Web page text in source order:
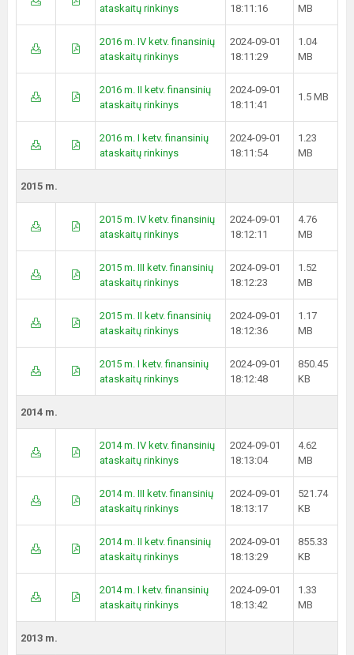
ataskaitų rinkinys
18:11:16
MB
2016 m. IV ketv. finansinių
ataskaitų rinkinys
2024-09-01
18:11:29
1.04
MB
2016 m. II ketv. finansinių
ataskaitų rinkinys
2024-09-01
18:11:41
1.5 MB
2016 m. I ketv. finansinių
ataskaitų rinkinys
2024-09-01
18:11:54
1.23
MB
2015 m.
2015 m. IV ketv. finansinių
ataskaitų rinkinys
2024-09-01
18:12:11
4.76
MB
2015 m. III ketv. finansinių
ataskaitų rinkinys
2024-09-01
18:12:23
1.52
MB
2015 m. II ketv. finansinių
ataskaitų rinkinys
2024-09-01
18:12:36
1.17
MB
2015 m. I ketv. finansinių
ataskaitų rinkinys
2024-09-01
18:12:48
850.45
KB
2014 m.
2014 m. IV ketv. finansinių
ataskaitų rinkinys
2024-09-01
18:13:04
4.62
MB
2014 m. III ketv. finansinių
ataskaitų rinkinys
2024-09-01
18:13:17
521.74
KB
2014 m. II ketv. finansinių
ataskaitų rinkinys
2024-09-01
18:13:29
855.33
KB
2014 m. I ketv. finansinių
ataskaitų rinkinys
2024-09-01
18:13:42
1.33
MB
2013 m.